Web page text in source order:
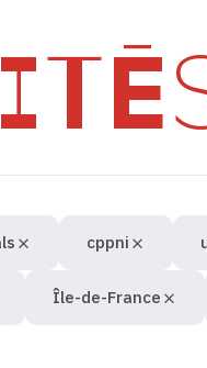
cppni
Île-de-France